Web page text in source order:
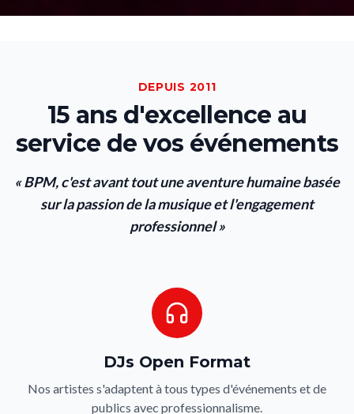
DEPUIS 2011
15 ans d'excellence au
service de vos événements
« BPM, c'est avant tout une aventure humaine basée
sur la passion de la musique et l'engagement
professionnel »
DJs Open Format
Nos artistes s'adaptent à tous types d'événements et de
publics avec professionnalisme.